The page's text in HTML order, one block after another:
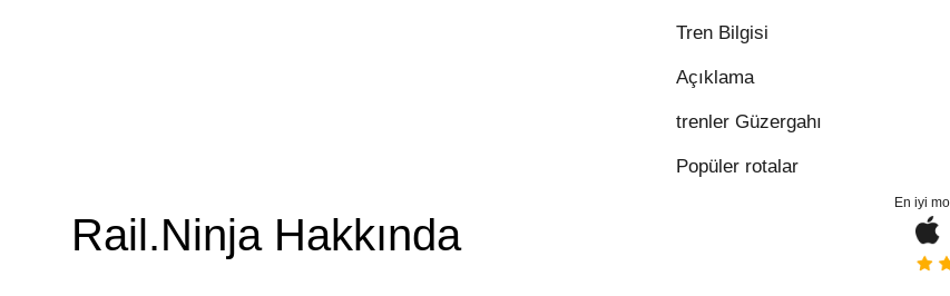
Tren Bilgisi
Açıklama
trenler Güzergahı
Popüler rotalar
Rail.Ninja Hakkında
En iyi